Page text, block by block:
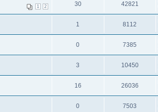
1 2 30 42821
1 8112
0 7385
3 10450
16 26036
0 7503